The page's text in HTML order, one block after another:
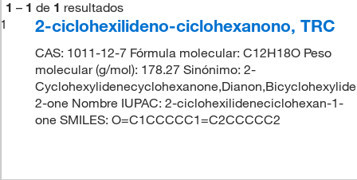
1 – 1 de 1 resultados
1
2-ciclohexilideno-ciclohexanono, TRC
CAS: 1011-12-7 Fórmula molecular: C12H18O Peso
molecular (g/mol): 178.27 Sinónimo: 2-
2-one Nombre IUPAC: 2-ciclohexilideneciclohexan-1-
one SMILES: O=C1CCCCC1=C2CCCCC2